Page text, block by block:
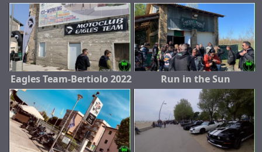
Eagles Team-Bertiolo 2022 Run in the Sun